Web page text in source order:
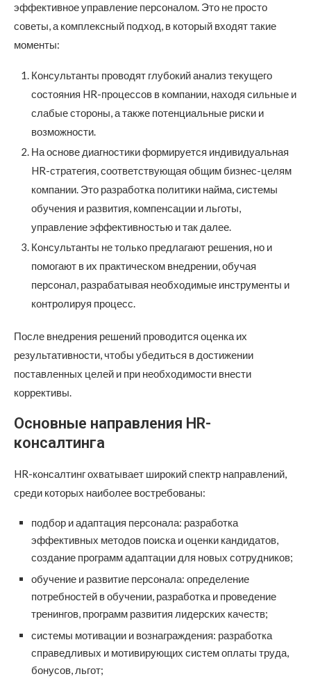
эффективное управление персоналом. Это не просто
советы, а комплексный подход, в который входят такие
моменты:
Консультанты проводят глубокий анализ текущего
состояния HR-процессов в компании, находя сильные и
слабые стороны, а также потенциальные риски и
возможности.
На основе диагностики формируется индивидуальная
HR-стратегия, соответствующая общим бизнес-целям
компании. Это разработка политики найма, системы
обучения и развития, компенсации и льготы,
управление эффективностью и так далее.
Консультанты не только предлагают решения, но и
помогают в их практическом внедрении, обучая
персонал, разрабатывая необходимые инструменты и
контролируя процесс.
После внедрения решений проводится оценка их
результативности, чтобы убедиться в достижении
поставленных целей и при необходимости внести
коррективы.
Основные направления HR-
консалтинга
HR-консалтинг охватывает широкий спектр направлений,
среди которых наиболее востребованы:
подбор и адаптация персонала: разработка
эффективных методов поиска и оценки кандидатов,
создание программ адаптации для новых сотрудников;
обучение и развитие персонала: определение
потребностей в обучении, разработка и проведение
тренингов, программ развития лидерских качеств;
системы мотивации и вознаграждения: разработка
справедливых и мотивирующих систем оплаты труда,
бонусов, льгот;